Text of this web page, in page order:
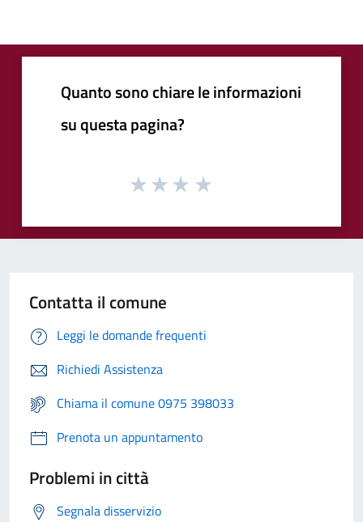
Quanto sono chiare le informazioni
su questa pagina?
Contatta il comune
Leggi le domande frequenti
Richiedi Assistenza
Chiama il comune 0975 398033
Prenota un appuntamento
Problemi in città
Segnala disservizio